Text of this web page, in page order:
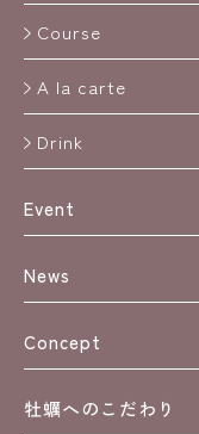
Course
A la carte
Drink
Event
News
Concept
牡蠣へのこだわり